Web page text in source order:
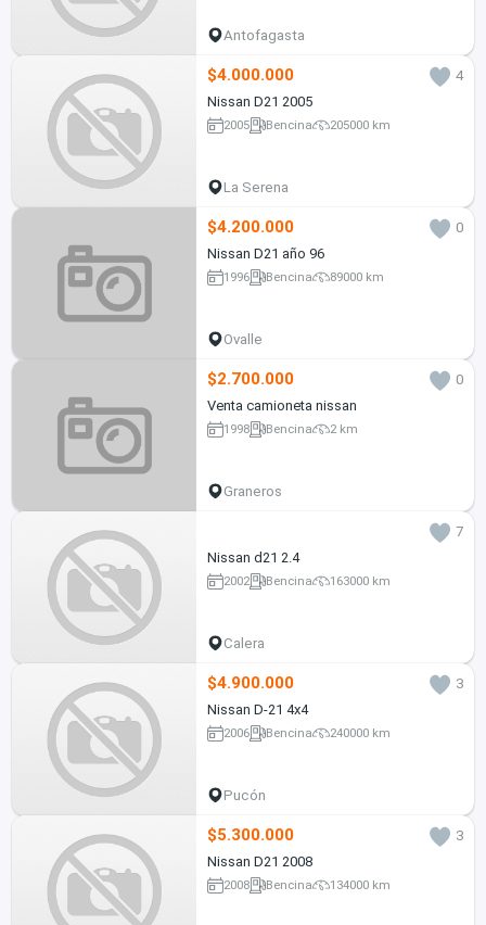
Antofagasta
$4.000.000
4
Nissan D21 2005
2005 Bencina 205000 km
La Serena
$4.200.000
0
Nissan D21 año 96
1996 Bencina 89000 km
Ovalle
$2.700.000
0
Venta camioneta nissan
1998 Bencina 2 km
Graneros
7
Nissan d21 2.4
2002 Bencina 163000 km
Calera
$4.900.000
3
Nissan D-21 4x4
2006 Bencina 240000 km
Pucón
$5.300.000
3
Nissan D21 2008
2008 Bencina 134000 km